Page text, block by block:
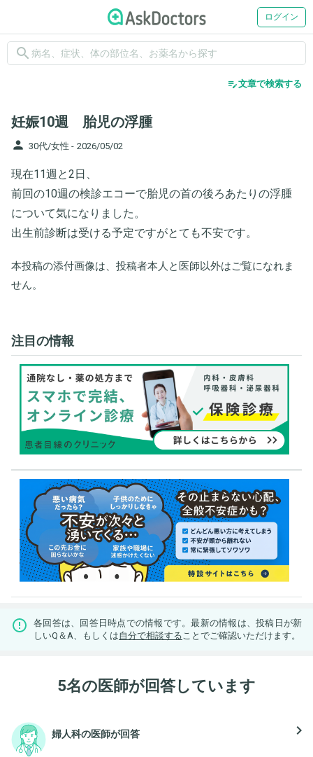
ログイン
search
edit_note文章で検索する
妊娠10週 胎児の浮腫
person 30代/女性 - 2026/05/02
現在11週と2日、
前回の10週の検診エコーで胎児の首の後ろあたりの浮腫
について気になりました。
出生前診断は受ける予定ですがとても不安です。
本投稿の添付画像は、投稿者本人と医師以外はご覧になれま
せん。
注目の情報
各回答は、回答日時点での情報です。最新の情報は、投稿日が新
しいQ＆A、もしくは自分で相談する ことでご確認いただけます。
5名の医師が回答しています
婦人科の医師が回答 navigate_next